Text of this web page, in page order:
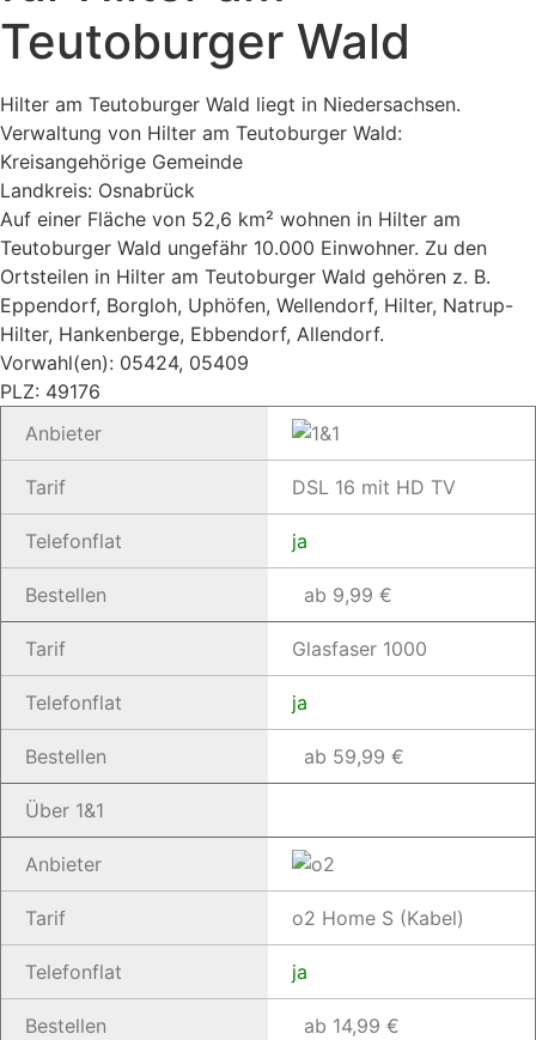
Teutoburger Wald
Hilter am Teutoburger Wald liegt in Niedersachsen.
Verwaltung von Hilter am Teutoburger Wald:
Kreisangehörige Gemeinde
Landkreis: Osnabrück
Auf einer Fläche von 52,6 km² wohnen in Hilter am
Teutoburger Wald ungefähr 10.000 Einwohner. Zu den
Ortsteilen in Hilter am Teutoburger Wald gehören z. B.
Eppendorf, Borgloh, Uphöfen, Wellendorf, Hilter, Natrup-
Hilter, Hankenberge, Ebbendorf, Allendorf.
Vorwahl(en): 05424, 05409
PLZ: 49176
Anbieter
Tarif DSL 16 mit HD TV
Telefonflat ja
Bestellen ab 9,99 €
Tarif Glasfaser 1000
Telefonflat ja
Bestellen ab 59,99 €
Über 1&1
Anbieter
Tarif o2 Home S (Kabel)
Telefonflat ja
Bestellen ab 14,99 €